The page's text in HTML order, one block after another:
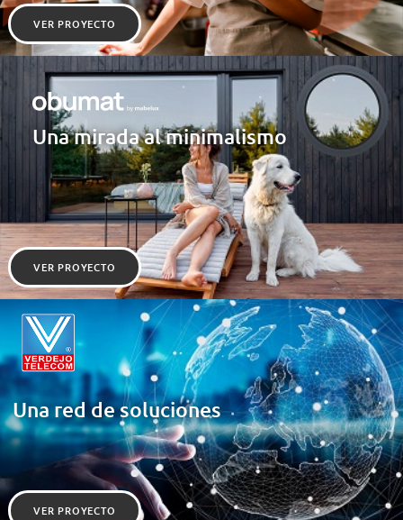
VER PROYECTO
Una mirada al minimalismo
VER PROYECTO
Una red de soluciones
VER PROYECTO